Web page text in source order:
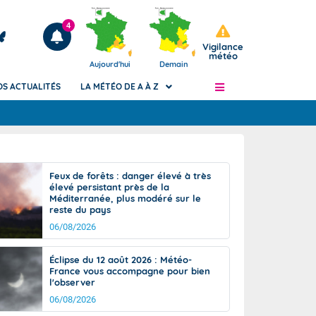
Articles
4
Aujourd'hui Demain
Vigilance
météo
de
Phénomènes dangereux de J+2 à J+7
Avertissement pluies intenses à l'échelle
des communes (Apic)
Bulletins Marine
d'avalanche
Météo des forêts
Vigicrues
ACTUALITÉS LA MÉTÉO DE A À Z
Feux de forêts : danger élevé à très
élevé persistant près de la
Méditerranée, plus modéré sur le
reste du pays
06/08/2026
Éclipse du 12 août 2026 : Météo-
France vous accompagne pour bien
l'observer
06/08/2026